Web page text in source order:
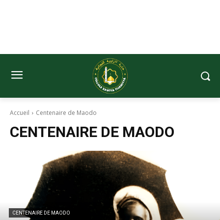
Accueil Centenaire de Maodo
CENTENAIRE DE MAODO
CENTENAIRE DE MAODO